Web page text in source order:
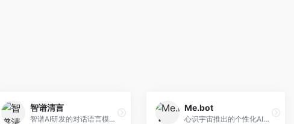
智谱清言
智谱AI研发的对话语言模型，支持中英双语交互。面向中文用户和开发者，提供知识问答、代码编写、文档解读等服务，开源生态完善，学术研究背景深厚。
Me.bot
心识宇宙推出的个性化AI伴侣，专注于情感交互和个人助理服务。面向个人用户，支持日程管理、情感陪伴、知识问答等功能，交互体验人性化。